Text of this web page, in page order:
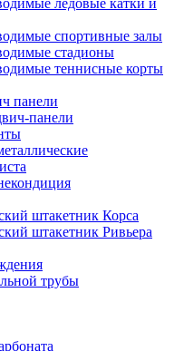
ледовые катки и
спортивные залы
стадионы
теннисные корты
панели
панели
штакетник Корса
штакетник Ривьера
трубы